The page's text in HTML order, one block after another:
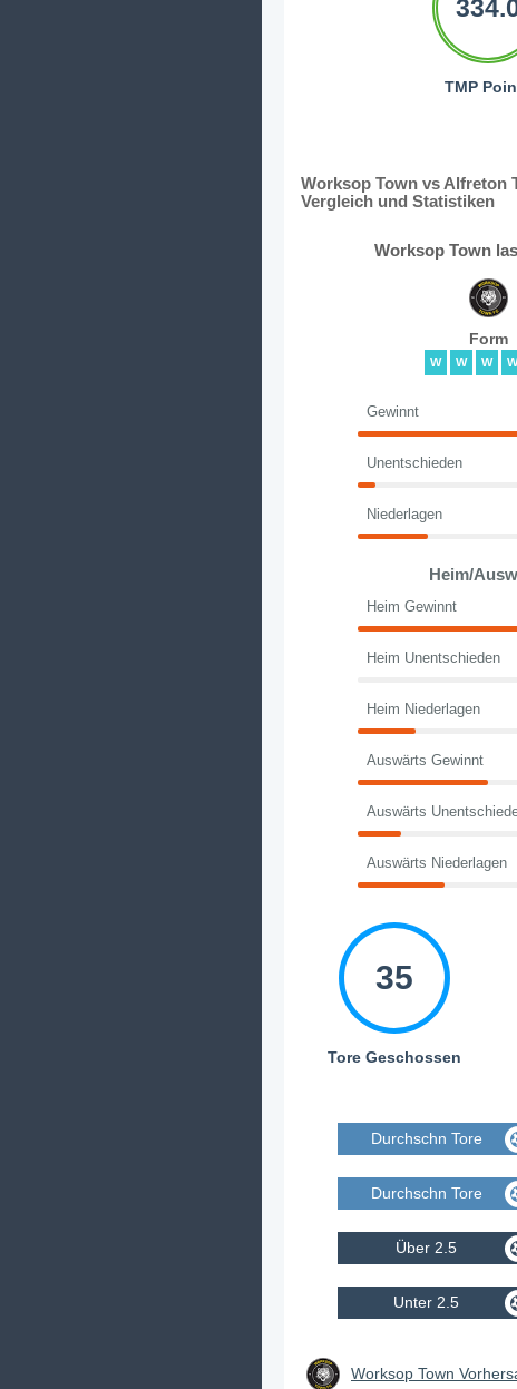
TMP
Worksop Town vs Alfreton
Vergleich und Statistiken
Worksop Town
Form
W W W W
Gewinnt
Unentschieden
Niederlagen
Heim/
Heim Gewinnt
Heim Unentschieden
Heim Niederlagen
Auswärts Gewinnt
Auswärts
Auswärts Niederlagen
35
Tore Geschossen
Durchschn Tore
Durchschn Tore
Über 2.5
Unter 2.5
Worksop Town